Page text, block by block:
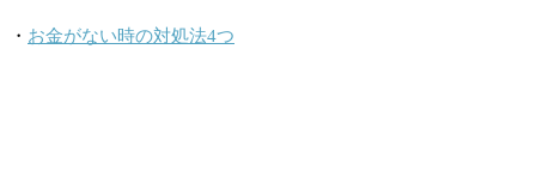
・ お金がない時の対処法4つ